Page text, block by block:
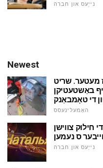
נייַעס און חברה
Newest
מעטער. שריט
באַשטעטיקן
די טאָמבאַנק
האָמעלינעסס
חילוק צווישן
ס נעמען
נייַעס און חברה